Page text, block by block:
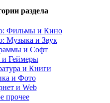
раздела
Фильмы и Кино
Музыка и Звук
и Софт
Геймеры
и Книги
и Фото
и Web
прочее